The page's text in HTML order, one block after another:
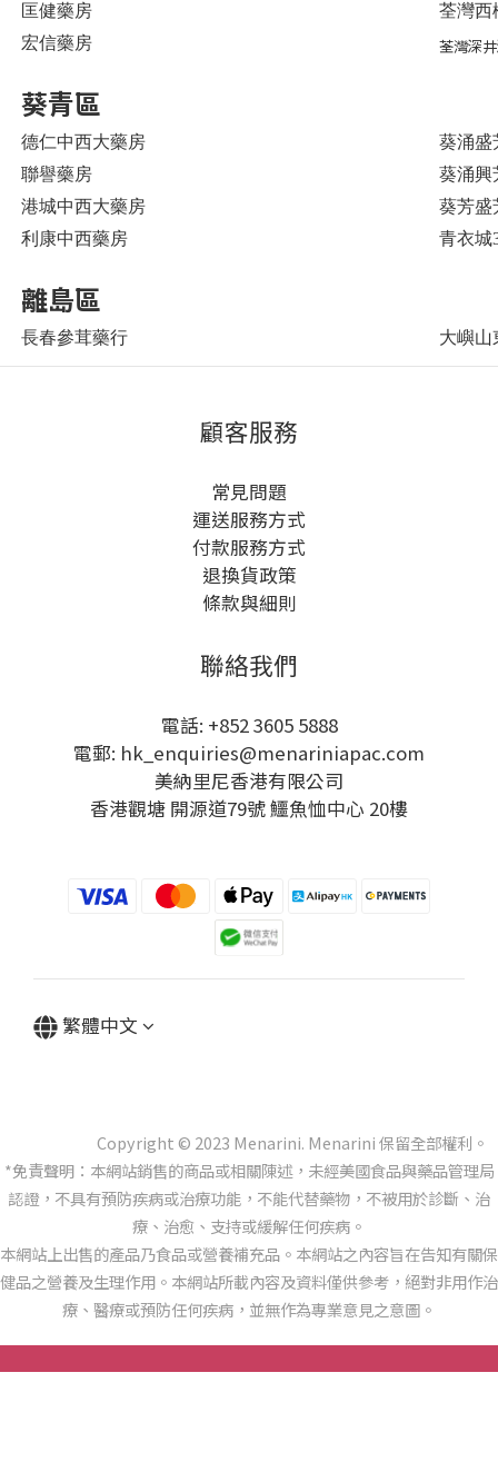
匡健藥房
荃灣西
宏信藥房
荃灣深
葵青區
德仁中西大藥房
葵涌盛
聯譽藥房
葵涌興
港城中西大藥房
葵芳盛
利康中西藥房
青衣城
離島區
長春參茸藥行 大嶼山
顧客服務
常見問題
運送服務方式
付款服務方式
退換貨政策
條款與細則
聯絡我們
電話: +852 3605 5888
電郵: hk_enquiries@menariniapac.com
美納里尼香港有限公司
香港觀塘 開源道79號 鱷魚恤中心 20樓
繁體中文
Copyright © 2023 Menarini. Menarini 保留全部權利。
*免責聲明：本網站銷售的商品或相關陳述，未經美國食品與藥品管理局
認證，不具有預防疾病或治療功能，不能代替藥物，不被用於診斷、治
療、治愈、支持或緩解任何疾病。
本網站上出售的產品乃食品或營養補充品。本網站之內容旨在告知有關保
健品之營養及生理作用。本網站所載內容及資料僅供參考，絕對非用作治
療、醫療或預防任何疾病，並無作為專業意見之意圖。